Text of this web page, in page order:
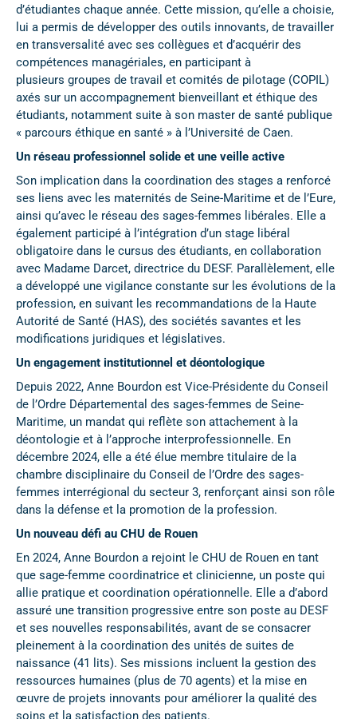
d’étudiantes chaque année. Cette mission, qu’elle a choisie,
lui a permis de développer des outils innovants, de travailler
en transversalité avec ses collègues et d’acquérir des
compétences managériales, en participant à
plusieurs groupes de travail et comités de pilotage (COPIL)
axés sur un accompagnement bienveillant et éthique des
étudiants, notamment suite à son master de santé publique
« parcours éthique en santé » à l’Université de Caen.
Un réseau professionnel solide et une veille active
Son implication dans la coordination des stages a renforcé
ses liens avec les maternités de Seine-Maritime et de l’Eure,
ainsi qu’avec le réseau des sages-femmes libérales. Elle a
également participé à l’intégration d’un stage libéral
obligatoire dans le cursus des étudiants, en collaboration
avec Madame Darcet, directrice du DESF. Parallèlement, elle
a développé une vigilance constante sur les évolutions de la
profession, en suivant les recommandations de la Haute
Autorité de Santé (HAS), des sociétés savantes et les
modifications juridiques et législatives.
Un engagement institutionnel et déontologique
Depuis 2022, Anne Bourdon est Vice-Présidente du Conseil
de l’Ordre Départemental des sages-femmes de Seine-
Maritime, un mandat qui reflète son attachement à la
déontologie et à l’approche interprofessionnelle. En
décembre 2024, elle a été élue membre titulaire de la
chambre disciplinaire du Conseil de l’Ordre des sages-
femmes interrégional du secteur 3, renforçant ainsi son rôle
dans la défense et la promotion de la profession.
Un nouveau défi au CHU de Rouen
En 2024, Anne Bourdon a rejoint le CHU de Rouen en tant
que sage-femme coordinatrice et clinicienne, un poste qui
allie pratique et coordination opérationnelle. Elle a d’abord
assuré une transition progressive entre son poste au DESF
et ses nouvelles responsabilités, avant de se consacrer
pleinement à la coordination des unités de suites de
naissance (41 lits). Ses missions incluent la gestion des
ressources humaines (plus de 70 agents) et la mise en
œuvre de projets innovants pour améliorer la qualité des
soins et la satisfaction des patients.